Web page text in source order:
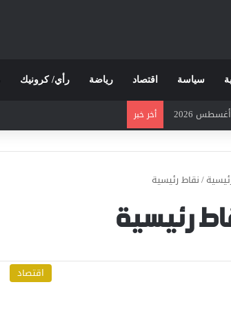
سياسة اقتصاد رياضة رأي/ كرونيك
أخر خبر
/نقاط رئيسية
رئيسية
اقتصاد